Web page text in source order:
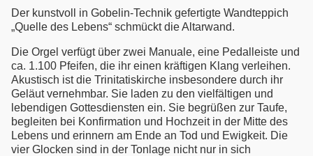
Der kunstvoll in Gobelin-Technik gefertigte Wandteppich
„Quelle des Lebens“ schmückt die Altarwand.
Die Orgel verfügt über zwei Manuale, eine Pedalleiste und
ca. 1.100 Pfeifen, die ihr einen kräftigen Klang verleihen.
Akustisch ist die Trinitatiskirche insbesondere durch ihr
Geläut vernehmbar. Sie laden zu den vielfältigen und
lebendigen Gottesdiensten ein. Sie begrüßen zur Taufe,
begleiten bei Konfirmation und Hochzeit in der Mitte des
Lebens und erinnern am Ende an Tod und Ewigkeit. Die
vier Glocken sind in der Tonlage nicht nur in sich